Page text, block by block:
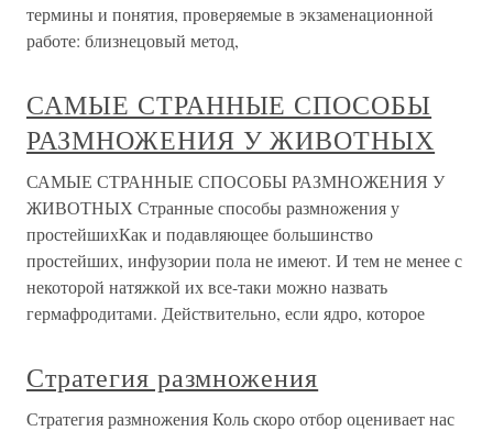
термины и понятия, проверяемые в экзаменационной
работе: близнецовый метод,
САМЫЕ СТРАННЫЕ СПОСОБЫ
РАЗМНОЖЕНИЯ У ЖИВОТНЫХ
САМЫЕ СТРАННЫЕ СПОСОБЫ РАЗМНОЖЕНИЯ У
ЖИВОТНЫХ Странные способы размножения у
простейшихКак и подавляющее большинство
простейших, инфузории пола не имеют. И тем не менее с
некоторой натяжкой их все-таки можно назвать
гермафродитами. Действительно, если ядро, которое
Стратегия размножения
Стратегия размножения Коль скоро отбор оценивает нас